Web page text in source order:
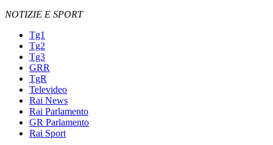
NOTIZIE E SPORT
Tg1
Tg2
Tg3
GRR
TgR
Televideo
Rai News
Rai Parlamento
GR Parlamento
Rai Sport